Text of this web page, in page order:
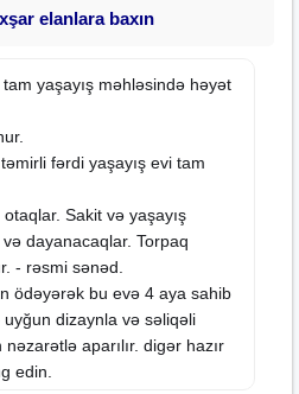
elanlara baxın
yaşayış məhləsində həyət
fərdi yaşayış evi tam
otaqlar. Sakit və yaşayış
dayanacaqlar. Torpaq
- rəsmi sənəd.
ödəyərək bu evə 4 aya sahib
dizaynla və səliqəli
aparılır. digər hazır
edin.